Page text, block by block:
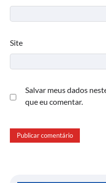
Site
Salvar meus dados
que eu comentar.